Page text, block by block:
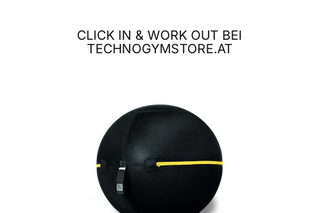
CLICK IN & WORK OUT BEI
TECHNOGYMSTORE.AT